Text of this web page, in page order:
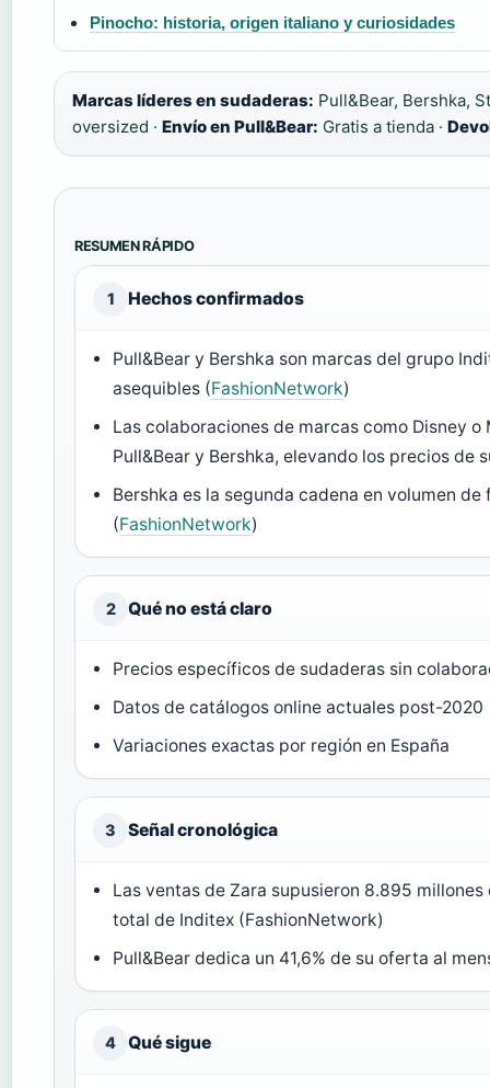
Pinocho: historia, origen italiano y curiosidades
Marcas líderes en sudaderas: Pull&Bear, Bershka,
oversized · Envío en Pull&Bear: Gratis a tienda ·
RESUMEN RÁPIDO
1 Hechos confirmados
Pull&Bear y Bershka son marcas del grupo
asequibles (FashionNetwork)
Las colaboraciones de marcas como Disney
Pull&Bear y Bershka, elevando los precios de
Bershka es la segunda cadena en volumen
(FashionNetwork)
2 Qué no está claro
Precios específicos de sudaderas sin
Datos de catálogos online actuales post-2020
Variaciones exactas por región en España
3 Señal cronológica
Las ventas de Zara supusieron 8.895
total de Inditex (FashionNetwork)
Pull&Bear dedica un 41,6% de su oferta al
4 Qué sigue